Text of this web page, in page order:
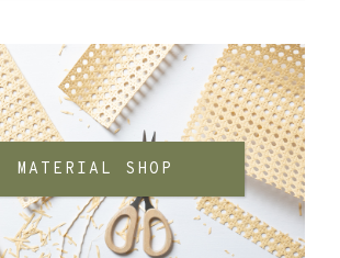
MATERIAL SHOP